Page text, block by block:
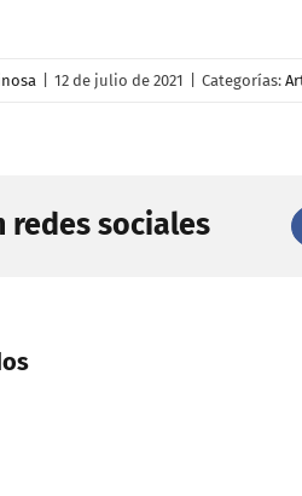
12 de julio de 2021 Categorías:
redes sociales